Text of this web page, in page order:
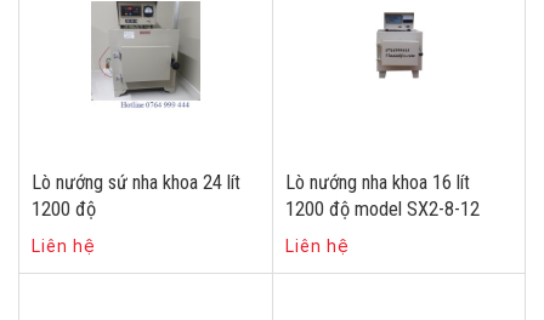
Lò nướng sứ nha khoa 24 lít
1200 độ
Liên hệ
Lò nướng nha khoa 16 lít
1200 độ model SX2-8-12
Liên hệ